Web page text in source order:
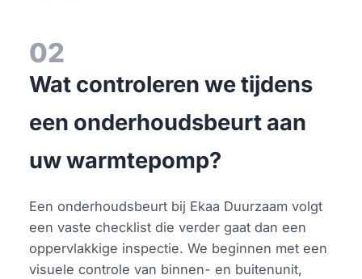
02
Wat controleren we tijdens
een onderhoudsbeurt aan
uw warmtepomp?
Een onderhoudsbeurt bij Ekaa Duurzaam volgt
een vaste checklist die verder gaat dan een
oppervlakkige inspectie. We beginnen met een
visuele controle van binnen- en buitenunit,